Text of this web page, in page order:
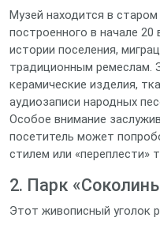
Музей находится в
построенного в начале
истории поселения,
традиционным ремеслам.
керамические изделия,
аудиозаписи народных
Особое внимание
посетитель может
стилем или «переплести»
2. Парк
Этот живописный уголок